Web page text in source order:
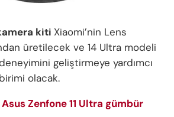
kiti Xiaomi’nin Lens
üretilecek ve 14 Ultra modeli
geliştirmeye yardımcı
olacak.
Asus Zenfone 11 Ultra gümbür